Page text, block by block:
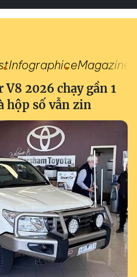
InfographiceMagazine
2026 chạy gần 1
hộp số vẫn zin